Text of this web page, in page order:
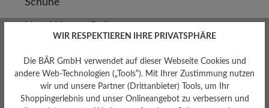
Schuhe
74321 Bietigheim-Bissingen
Gerne auch per E-Mail an:
WIR RESPEKTIEREN IHRE PRIVATSPHÄRE
Die BÄR GmbH verwendet auf dieser Webseite Cookies und
andere Web-Technologien („Tools“). Mit Ihrer Zustimmung nutzen
wir und unsere Partner (Drittanbieter) Tools, um Ihr
Shoppingerlebnis und unser Onlineangebot zu verbessern und